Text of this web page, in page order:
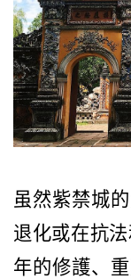
虽然紫禁城
退化或在抗
年的修護、